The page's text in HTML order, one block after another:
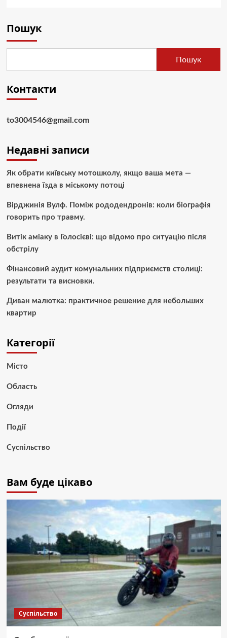
Пошук
Пошук
Контакти
to3004546@gmail.com
Недавні записи
Як обрати київську мотошколу, якщо ваша мета —
впевнена їзда в міському потоці
Вірджинія Вулф. Поміж рододендронів: коли біографія
говорить про травму.
Витік аміаку в Голосієві: що відомо про ситуацію після
обстрілу
Фінансовий аудит комунальних підприємств столиці:
результати та висновки.
Диван малютка: практичное решение для небольших
квартир
Категорії
Місто
Область
Огляди
Події
Суспільство
Вам буде цікаво
Суспільство